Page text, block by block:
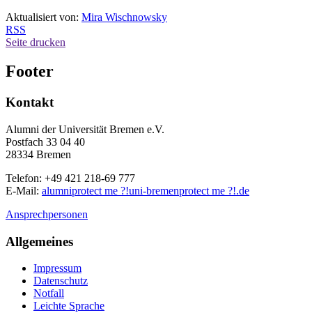
Aktualisiert von: Mira Wischnowsky
RSS
Seite drucken
Footer
Kontakt
Alumni der Universität Bremen e.V.
Postfach 33 04 40
28334 Bremen
Telefon: +49 421 218-69 777
E-Mail: alumniprotect me ?!uni-bremenprotect me ?!.de
Ansprechpersonen
Allgemeines
Impressum
Datenschutz
Notfall
Leichte Sprache